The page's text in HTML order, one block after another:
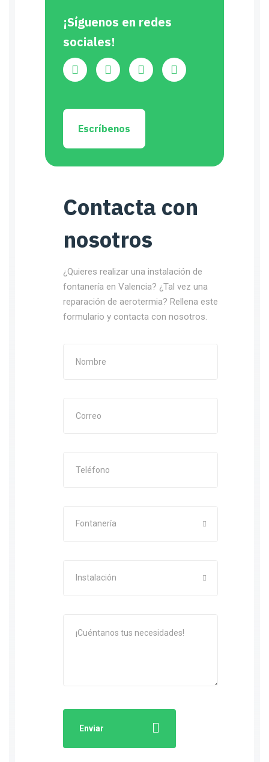
¡Síguenos en redes
sociales!
Escríbenos
Contacta con
nosotros
¿Quieres realizar una instalación de
fontanería en Valencia? ¿Tal vez una
reparación de aerotermia? Rellena este
formulario y contacta con nosotros.
Fontanería
Instalación
Enviar